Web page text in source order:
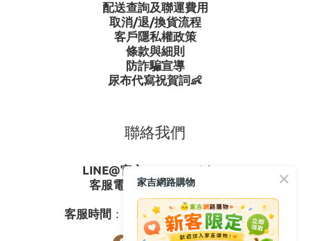
配送查詢及聯運費用
取消/退/換貨流程
客戶隱私權政策
條款與細則
防詐騙宣導
尿布代寫祝賀詞👶
聯絡我們
LINE@官方ID
@gagishop
客服電話 ：0800-273795
03-3778587
客服時間 ：週一至週五08:30-17:30
家吉網路購物